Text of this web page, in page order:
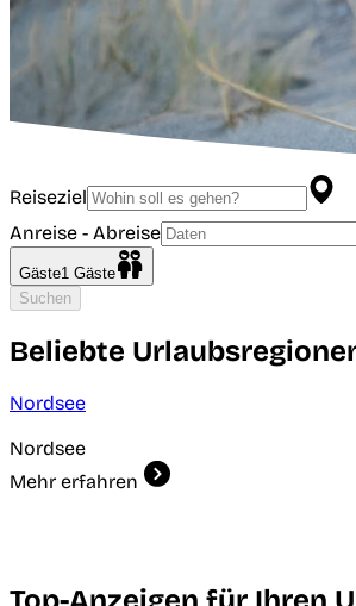
Reiseziel
Anreise - Abreise
Gäste1 Gäste
Suchen
Beliebte
Nordsee
Nordsee
Mehr erfahren